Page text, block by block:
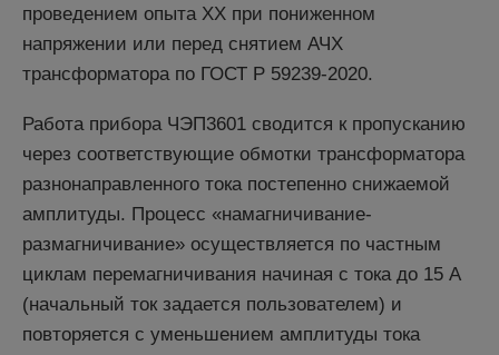
проведением опыта ХХ при пониженном
напряжении или перед снятием АЧХ
трансформатора по ГОСТ Р 59239-2020.
Работа прибора ЧЭП3601 сводится к пропусканию
через соответствующие обмотки трансформатора
разнонаправленного тока постепенно снижаемой
амплитуды. Процесс «намагничивание-
размагничивание» осуществляется по частным
циклам перемагничивания начиная с тока до 15 А
(начальный ток задается пользователем) и
повторяется с уменьшением амплитуды тока